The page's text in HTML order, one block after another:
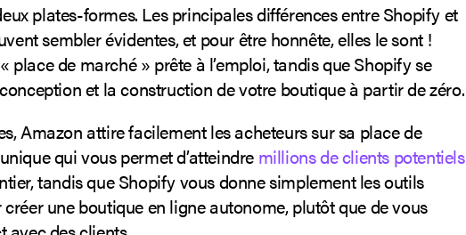
plates-formes. Les principales différences entre Shopify et
sembler évidentes, et pour être honnête, elles le sont !
place de marché » prête à l’emploi, tandis que Shopify se
et la construction de votre boutique à partir de zéro.
Amazon attire facilement les acheteurs sur sa place de
qui vous permet d’atteindre millions de clients potentiels
tandis que Shopify vous donne simplement les outils
créer une boutique en ligne autonome, plutôt que de vous